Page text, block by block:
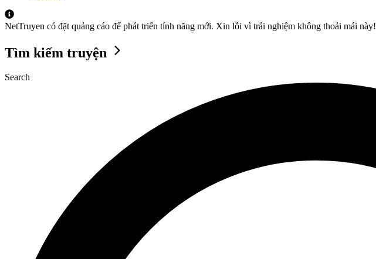
NetTruyen có đặt quảng cáo để phát triển tính năng mới. Xin lỗi vì trải nghiệm không thoải mái này!
Tìm kiếm truyện
Search